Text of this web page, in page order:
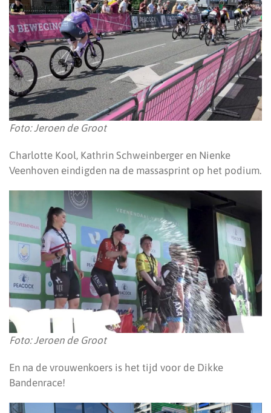
Foto: Jeroen de Groot
Charlotte Kool, Kathrin Schweinberger en Nienke
Veenhoven eindigden na de massasprint op het podium.
Foto: Jeroen de Groot
En na de vrouwenkoers is het tijd voor de Dikke
Bandenrace!